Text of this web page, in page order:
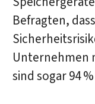
Befragten,
Unternehmen
sind sogar 94